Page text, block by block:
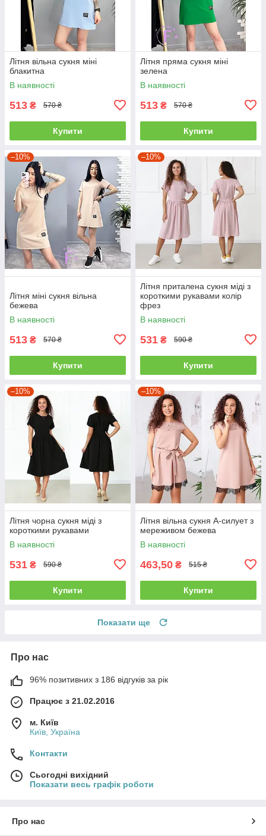
Літня вільна сукня міні
блакитна
В наявності
513 ₴ 570 ₴
Купити
Літня пряма сукня міні
зелена
В наявності
513 ₴ 570 ₴
Купити
–10%
Літня міні сукня вільна
бежева
В наявності
513 ₴ 570 ₴
Купити
–10%
Літня приталена сукня міді з
короткими рукавами колір
фрез
В наявності
531 ₴ 590 ₴
Купити
–10%
Літня чорна сукня міді з
короткими рукавами
В наявності
531 ₴ 590 ₴
Купити
–10%
Літня вільна сукня А-силует з
мереживом бежева
В наявності
463,50 ₴ 515 ₴
Купити
Показати ще
Про нас
96% позитивних з 186 відгуків за рік
Працює з 21.02.2016
м. Київ
Київ, Україна
Контакти
Сьогодні вихідний
Показати весь графік роботи
Про нас